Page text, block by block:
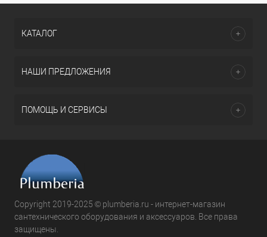
КАТАЛОГ
НАШИ ПРЕДЛОЖЕНИЯ
ПОМОЩЬ И СЕРВИСЫ
Copyright 2019-2025 © plumberia.ru - интернет-магазин
сантехнического оборудования и аксессуаров. Все права
защищены.